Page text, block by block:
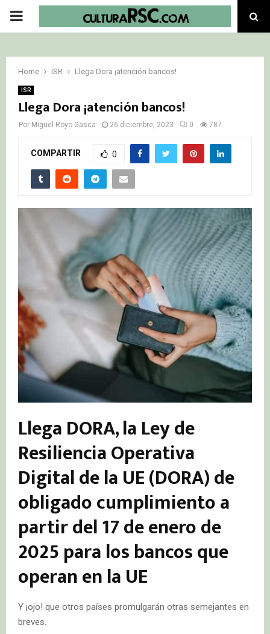
PRIMARY
Home ISR Llega Dora ¡atención bancos!
ISR
Llega Dora ¡atención bancos!
Por Miguel Royo Gasca 26 diciembre, 2023 0 787
COMPARTIR 0
Llega DORA, la Ley de
Resiliencia Operativa
Digital de la UE (DORA) de
obligado cumplimiento a
partir del 17 de enero de
2025 para los bancos que
operan en la UE
Y ¡ojo! que otros países promulgarán otras semejantes en
breves.